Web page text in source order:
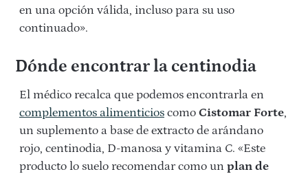
en una opción válida, incluso para su uso
continuado».
Dónde encontrar la centinodia
El médico recalca que podemos encontrarla en
complementos alimenticios como Cistomar Forte,
un suplemento a base de extracto de arándano
rojo, centinodia, D-manosa y vitamina C. «Este
producto lo suelo recomendar como un plan de